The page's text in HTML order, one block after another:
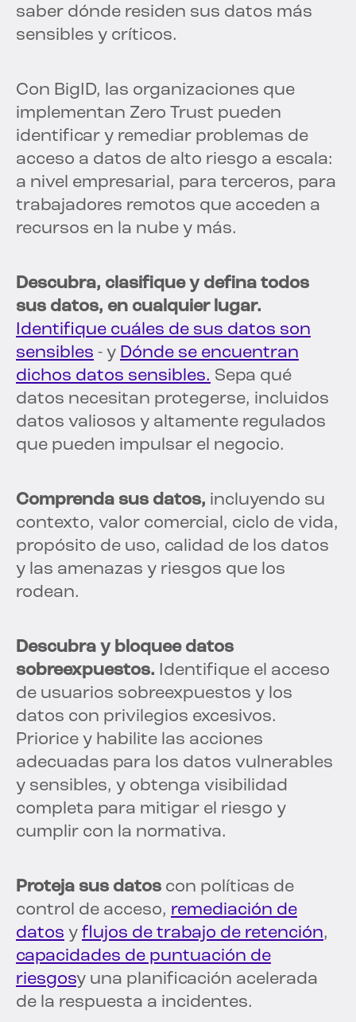
saber dónde residen sus datos más
sensibles y críticos.
Con BigID, las organizaciones que
implementan Zero Trust pueden
identificar y remediar problemas de
acceso a datos de alto riesgo a escala:
a nivel empresarial, para terceros, para
trabajadores remotos que acceden a
recursos en la nube y más.
Descubra, clasifique y defina todos
sus datos, en cualquier lugar.
Identifique cuáles de sus datos son
sensibles - y Dónde se encuentran
dichos datos sensibles. Sepa qué
datos necesitan protegerse, incluidos
datos valiosos y altamente regulados
que pueden impulsar el negocio.
Comprenda sus datos, incluyendo su
contexto, valor comercial, ciclo de vida,
propósito de uso, calidad de los datos
y las amenazas y riesgos que los
rodean.
Descubra y bloquee datos
sobreexpuestos. Identifique el acceso
de usuarios sobreexpuestos y los
datos con privilegios excesivos.
Priorice y habilite las acciones
adecuadas para los datos vulnerables
y sensibles, y obtenga visibilidad
completa para mitigar el riesgo y
cumplir con la normativa.
Proteja sus datos con políticas de
control de acceso, remediación de
datos y flujos de trabajo de retención,
capacidades de puntuación de
riesgosy una planificación acelerada
de la respuesta a incidentes.